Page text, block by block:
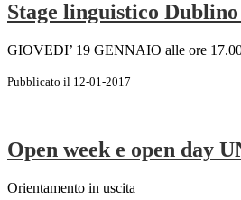
Stage linguistico
GIOVEDI’ 19 GENNAIO alle ore
Pubblicato il 12-01-2017
Open week e open day
Orientamento in uscita